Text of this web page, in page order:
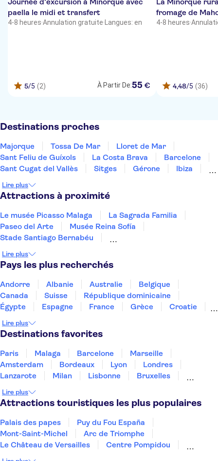
Journée d'excursion à Minorque avec
paella le midi et transfert
4-8 heures·Annulation gratuite·Langues: en
5/5 (2) À Partir De:55 €
La Minorque
fromage de
4-8 heures·
4,48/5 (36)
Destinations proches
Majorque Tossa De Mar
Lloret de Mar
Sant Feliu de Guíxols
La Costa Brava
Barcelone
Sant Cugat del Vallès
Sitges Gérone
Ibiza
La Costa Dorada
Lire plus
Attractions à proximité
Le musée Picasso Malaga
La Sagrada Familia
Paseo del Arte
Musée Reina Sofía
Stade Santiago Bernabéu
Le palais de la musique catalane
Théâtre-musée Dalí
Musée Guggenheim de Bilbao
Parc Güell
Musée du Prado
Le Caminito del Rey
Parcs d'attractions de Madrid
Lire plus
Pays les plus recherchés
Andorre Albanie Australie
Belgique
Canada
Suisse
République dominicaine
Égypte
Espagne France Grèce
Croatie
Thaïlande
Tunisie
Lire plus
Destinations favorites
Paris Malaga Barcelone
Marseille
Amsterdam
Bordeaux Lyon
Londres
Lanzarote
Milan Lisbonne
Bruxelles
Dubai
Minorque Copenhague Montpellier
Lire plus
Attractions touristiques les plus populaires
Palais des papes
Puy du Fou España
Mont-Saint-Michel
Arc de Triomphe
Le Château de Versailles
Centre Pompidou